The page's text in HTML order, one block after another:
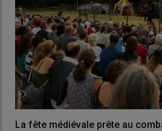
La fête médiévale prête au